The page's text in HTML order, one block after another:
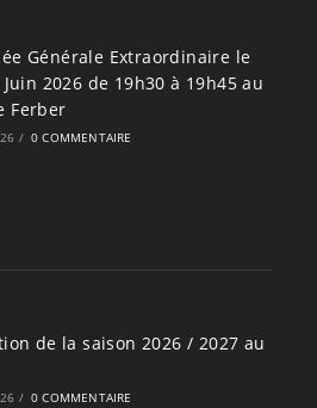
Générale Extraordinaire le
Juin 2026 de 19h30 à 19h45 au
Ferber
/ 0 COMMENTAIRE
de la saison 2026 / 2027 au
/ 0 COMMENTAIRE